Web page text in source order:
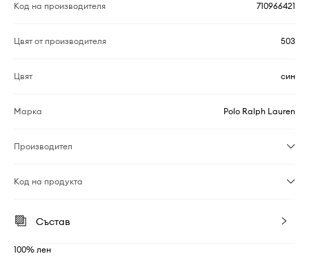
Код на производителя 710966421
Цвят от производителя 503
Цвят син
Марка Polo Ralph Lauren
Производител
Код на продукта
Състав
100% лен